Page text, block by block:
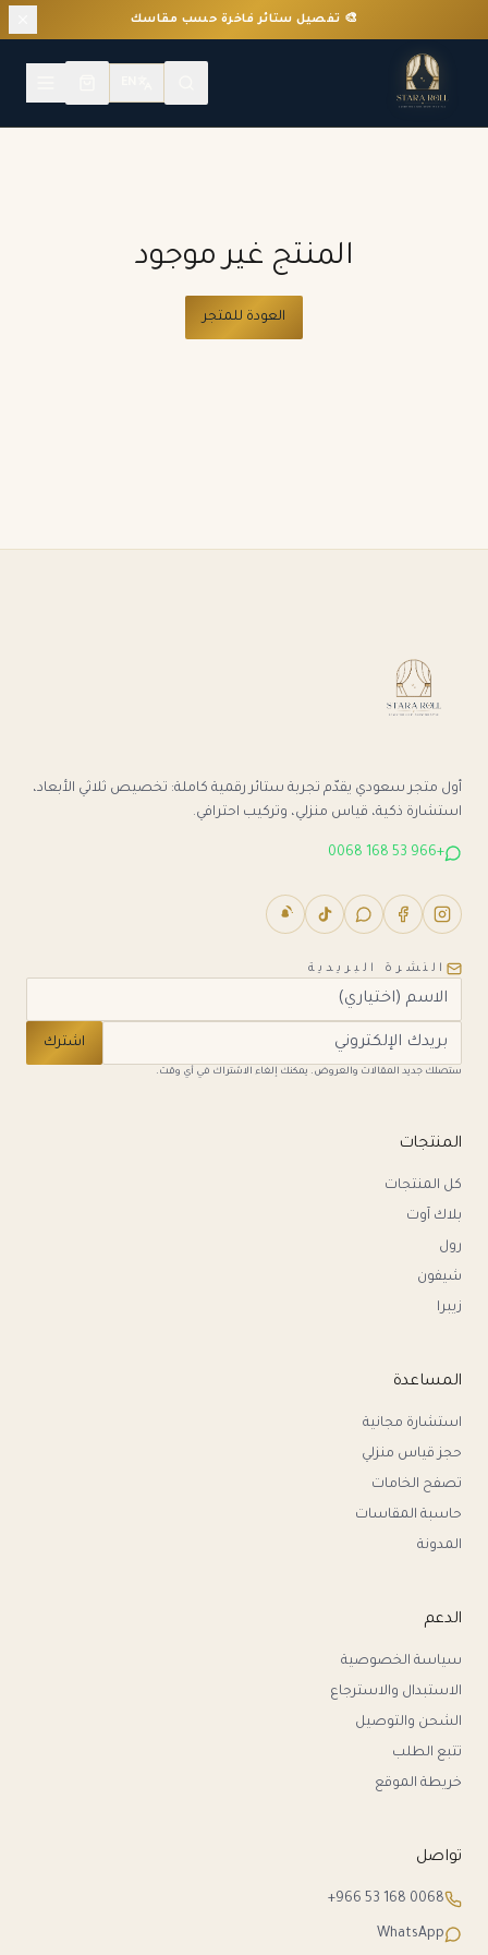
🎨 تفصيل ستائر فاخرة حسب مقاسك
المنتج غير موجود
العودة للمتجر
أول متجر سعودي يقدّم تجربة ستائر رقمية كاملة: تخصيص ثلاثي الأبعاد،
استشارة ذكية، قياس منزلي، وتركيب احترافي.
+966 53 168 0068
النشرة البريدية
اشترك
ستصلك جديد المقالات والعروض. يمكنك إلغاء الاشتراك في أي وقت.
المنتجات
كل المنتجات
بلاك آوت
رول
شيفون
زيبرا
المساعدة
استشارة مجانية
حجز قياس منزلي
تصفح الخامات
حاسبة المقاسات
المدونة
الدعم
سياسة الخصوصية
الاستبدال والاسترجاع
الشحن والتوصيل
تتبع الطلب
خريطة الموقع
تواصل
+966 53 168 0068
WhatsApp